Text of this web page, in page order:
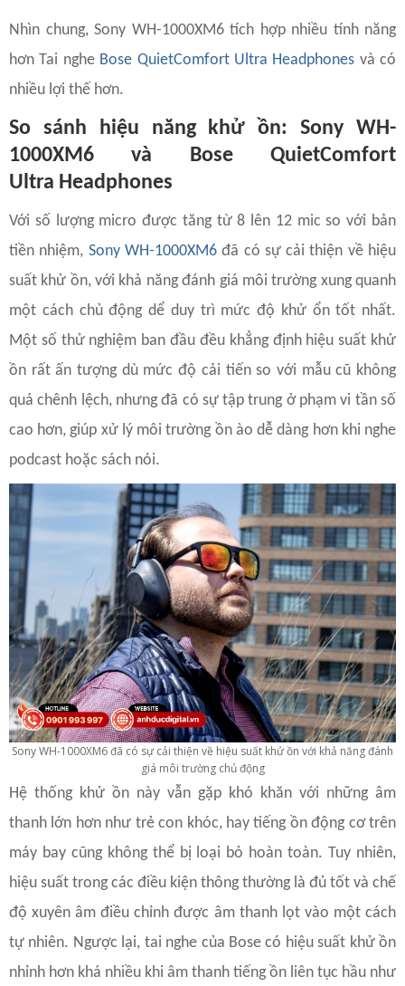
Nhìn chung, Sony WH-1000XM6 tích hợp nhiều tính năng
hơn Tai nghe Bose QuietComfort Ultra Headphones và có
nhiều lợi thế hơn.
So sánh hiệu năng khử ồn: Sony WH-
1000XM6 và Bose QuietComfort
Ultra Headphones
Với số lượng micro được tăng từ 8 lên 12 mic so với bản
tiền nhiệm, Sony WH-1000XM6đã có sự cải thiện về hiệu
suất khử ồn, với khả năng đánh giá môi trường xung quanh
một cách chủ động dể duy trì mức độ khử ổn tốt nhất.
Một số thử nghiệm ban đầu đều khẳng định hiệu suất khử
ồn rất ấn tượng dù mức độ cải tiến so với mẫu cũ không
quá chênh lệch, nhưng đã có sự tập trung ở phạm vi tần số
cao hơn, giúp xử lý môi trường ồn ào dễ dàng hơn khi nghe
podcast hoặc sách nói.
Sony WH-1000XM6 đã có sự cải thiện về hiệu suất khử ồn với khả năng đánh
giá môi trường chủ động
Hệ thống khử ồn này vẫn gặp khó khăn với những âm
thanh lớn hơn như trẻ con khóc, hay tiếng ồn động cơ trên
máy bay cũng không thể bị loại bỏ hoàn toàn. Tuy nhiên,
hiệu suất trong các điều kiện thông thường là đủ tốt và chế
độ xuyên âm điều chỉnh được âm thanh lọt vào một cách
tự nhiên. Ngược lại, tai nghe của Bose có hiệu suất khử ồn
nhỉnh hơn khá nhiều khi âm thanh tiếng ồn liên tục hầu như